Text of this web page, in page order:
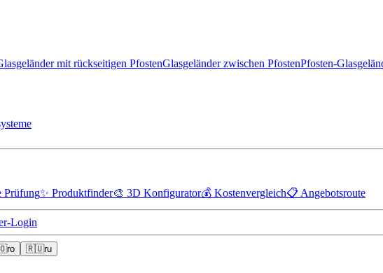
mit rückseitigen PfostenGlasgeländer zwischen PfostenPfosten-
Prüfung✨ Produktfinder🎨 3D Konfigurator💰 Kostenvergleich📋 Angebotsroute
Login
ro 🇷🇺ru